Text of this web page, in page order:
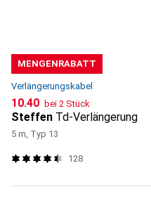
MENGENRABATT
Verlängerungskabel
CHF
10.40 bei 2 Stück
Steffen Td-Verlängerung
5 m, Typ 13
128